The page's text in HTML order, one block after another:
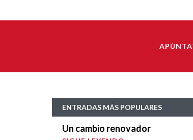
ENTRADAS MÁS POPULARES
Un cambio renovador